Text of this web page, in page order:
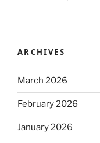
ARCHIVES
March 2026
February 2026
January 2026